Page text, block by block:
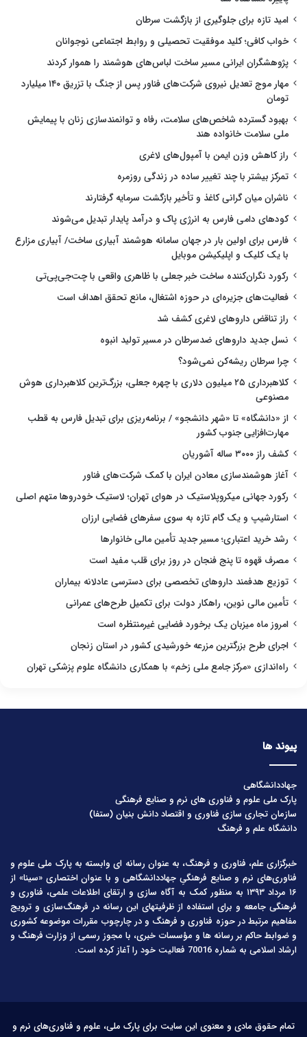
امید تازه برای جلوگیری از بازگشت سرطان
خواب کافی؛ کلید موفقیت تحصیلی و روابط اجتماعی نوجوانان
پژوهشگران ایرانی مسیر ساخت لباس‌های هوشمند را هموار کردند
مهار موج تعدیل نیروی شرکت‌های فناور پس از جنگ با تزریق ۱۴۰ میلیارد
تومان
بهبود گسترده شاخص‌های سلامت، رفاه و توانمندسازی زنان با پیمایش
ملی سلامت خانواده هند
راز کاهش وزن ایمن با آمپول‌های لاغری
تمرکز بیشتر با چند تغییر ساده در زندگی روزمره
ناشران میان گرانی کاغذ و تأخیر بازگشت سرمایه گرفتارند
کودهای دامی فارس به انرژی پاک و درآمد پایدار تبدیل می‌شوند
فارس برای اولین بار در جهان سامانه هوشمند آبیاری ساخت/ آبیاری مزارع
با یک کلیک و اپلیکیشن موبایل
رکورد نگران‌کننده ساخت خبر جعلی با ظاهری واقعی با چت‌جی‌پی‌تی
فعالیت‌های جزیره‌ای در حوزه اشتغال، مانع تحقق اهداف است
راز تناقض داروهای لاغری کشف شد
نسل جدید داروهای ضدسرطان در مسیر تولید انبوه
چرا سرطان ریشه‌کن نمی‌شود؟
کلاهبرداری ۲۵ میلیون دلاری با چهره جعلی، بزرگ‌ترین کلاهبرداری هوش
مصنوعی
از «دانشگاه» تا «شهر دانشجو» / برنامه‌ریزی برای تبدیل فارس به قطب
مهارت‌افزایی جنوب کشور
کشف راز ۳۰۰۰ ساله آشوریان
آغاز هوشمندسازی معادن ایران با کمک شرکت‌های فناور
رکورد جهانی میکروپلاستیک در هوای تهران؛ لاستیک خودروها متهم اصلی
استارشیپ و یک گام تازه به سوی سفرهای فضایی ارزان
رشد خرید اعتباری؛ مسیر جدید تأمین مالی خانوارها
مصرف قهوه تا پنج فنجان در روز برای قلب مفید است
توزیع هدفمند داروهای تخصصی برای دسترسی عادلانه بیماران
تأمین مالی نوین، راهکار دولت برای تکمیل طرح‌های عمرانی
امروز ماه میزبان یک برخورد فضایی غیرمنتظره است
اجرای طرح بزرگترین مزرعه خورشیدی کشور در استان زنجان
راه‌اندازی «مرکز جامع ملی زخم» با همکاری دانشگاه علوم پزشکی تهران
پیوند ها
جهاددانشگاهی
پارک ملی علوم و فناوری های نرم و صنایع فرهنگی
سازمان تجاری سازی فناوری و اقتصاد دانش بنیان (ستفا)
دانشگاه علم و فرهنگ
خبرگزاری علم، فناوری و فرهنگ، به عنوان رسانه ای وابسته به پارک ملی علوم و
فناوری‌های نرم و صنایع فرهنگیِ جهاددانشگاهی و با عنوان اختصاری «سینا» از
۱۶ مرداد ۱۳۹۳ به منظور کمک به آگاه سازی و ارتقای اطلاعات علمی، فناوری و
فرهنگی جامعه و برای استفاده از ظرفیتهای این رسانه در فرهنگ‌سازی و ترویج
مفاهیم مرتبط در حوزه فناوری و فرهنگ و در چارچوب مقررات موضوعه کشوری
و ضوابط حاکم بر رسانه ها و مؤسسات خبری، با مجوز رسمی از وزارت فرهنگ و
ارشاد اسلامی به شماره 70016 فعالیت خود را آغاز کرده است.
تمام حقوق مادی و معنوی این سایت برای پارک ملی، علوم و فناوری‌های نرم و